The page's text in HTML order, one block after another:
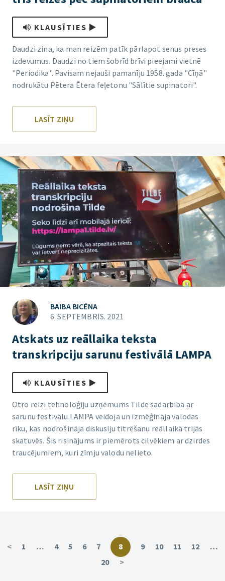
KLAUSĪTIES
Daudzi zina, ka man reizēm patīk pārlapot senus preses
izdevumus. Daudzi no tiem šobrīd brīvi pieejami vietnē
"Periodika". Pavisam nejauši pamanīju 1958. gada "Cīņā"
nodrukātu Pētera Ētera feļetonu "Sālītie supinatori".
LASĪT ZIŅU
BAIBA BICĒNA
6. SEPTEMBRIS. 2021
Atskats uz reāllaika teksta
transkripciju sarunu festivālā LAMPA
KLAUSĪTIES
Otro reizi tehnoloģiju uzņēmums Tilde sadarbībā ar
sarunu festivālu LAMPA veidoja un izmēģināja valodas
rīku, kas nodrošināja diskusiju titrēšanu reāllaikā trijās
skatuvēs. Šis risinājums ir piemērots cilvēkiem ar dzirdes
traucējumiem, kuri zīmju valodu nelieto.
LASĪT ZIŅU
< 1 … 4 5 6 7 8 9 10 11 12
…
20
>